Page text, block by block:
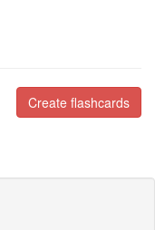
Create flashcards